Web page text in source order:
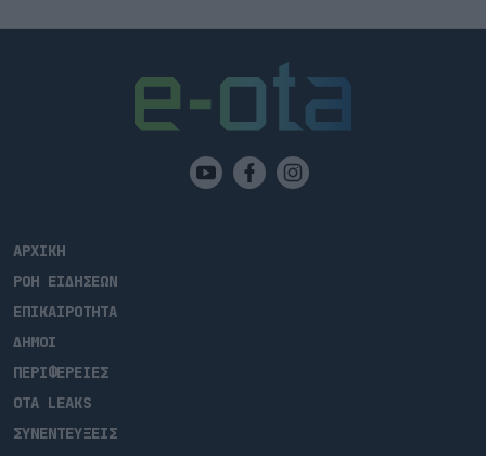
ΑΡΧΙΚΗ
ΡΟΗ ΕΙΔΗΣΕΩΝ
ΕΠΙΚΑΙΡΟΤΗΤΑ
ΔΗΜΟΙ
ΠΕΡΙΦΕΡΕΙΕΣ
OTA LEAKS
ΣΥΝΕΝΤΕΥΞΕΙΣ